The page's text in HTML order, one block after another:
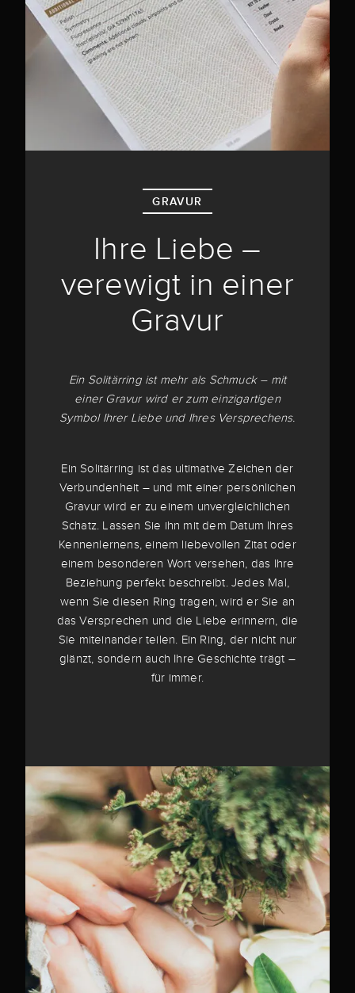
GRAVUR
Ihre Liebe –
verewigt in einer
Gravur
Ein Solitärring ist mehr als Schmuck – mit
einer Gravur wird er zum einzigartigen
Symbol Ihrer Liebe und Ihres Versprechens.
Ein Solitärring ist das ultimative Zeichen der
Verbundenheit – und mit einer persönlichen
Gravur wird er zu einem unvergleichlichen
Schatz. Lassen Sie ihn mit dem Datum Ihres
Kennenlernens, einem liebevollen Zitat oder
einem besonderen Wort versehen, das Ihre
Beziehung perfekt beschreibt. Jedes Mal,
wenn Sie diesen Ring tragen, wird er Sie an
das Versprechen und die Liebe erinnern, die
Sie miteinander teilen. Ein Ring, der nicht nur
glänzt, sondern auch Ihre Geschichte trägt –
für immer.